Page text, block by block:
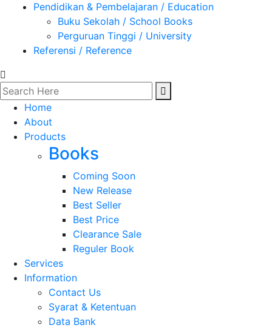
Pendidikan & Pembelajaran / Education
Buku Sekolah / School Books
Perguruan Tinggi / University
Referensi / Reference
Home
About
Products
Books
Coming Soon
New Release
Best Seller
Best Price
Clearance Sale
Reguler Book
Services
Information
Contact Us
Syarat & Ketentuan
Data Bank